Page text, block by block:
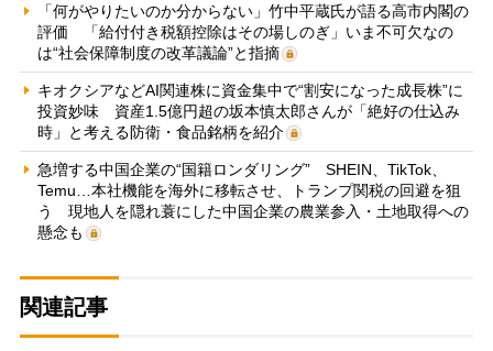
「何がやりたいのか分からない」竹中平蔵氏が語る高市内閣の
評価 「給付付き税額控除はその場しのぎ」いま不可欠なの
は“社会保障制度の改革議論”と指摘
キオクシアなどAI関連株に資金集中で“割安になった成長株”に
投資妙味 資産1.5億円超の坂本慎太郎さんが「絶好の仕込み
時」と考える防衛・食品銘柄を紹介
急増する中国企業の“国籍ロンダリング” SHEIN、TikTok、
Temu…本社機能を海外に移転させ、トランプ関税の回避を狙
う 現地人を隠れ蓑にした中国企業の農業参入・土地取得への
懸念も
関連記事